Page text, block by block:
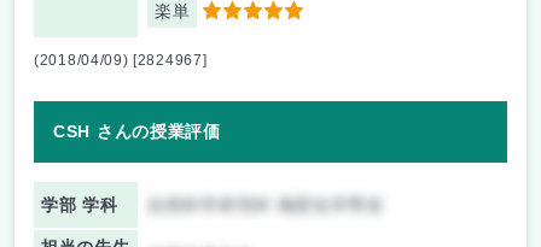
楽単 5
(2018/04/09) [2824967]
CSH さんの授業評価
学部 学科 自然科学研究科 物質化学専攻